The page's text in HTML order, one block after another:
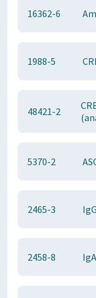
16362-6
1988-5
48421-2
5370-2
2465-3
2458-8